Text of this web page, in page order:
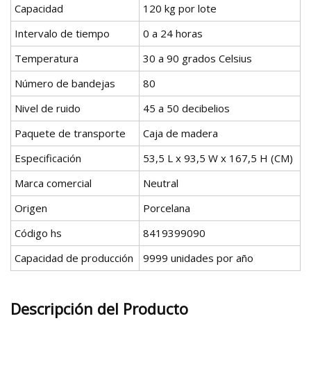
Capacidad
120 kg por lote
Intervalo de tiempo
0 a 24 horas
Temperatura
30 a 90 grados Celsius
Número de bandejas
80
Nivel de ruido
45 a 50 decibelios
Paquete de transporte
Caja de madera
Especificación
53,5 L x 93,5 W x 167,5 H (CM)
Marca comercial
Neutral
Origen
Porcelana
Código hs
8419399090
Capacidad de producción
9999 unidades por año
Descripción del Producto